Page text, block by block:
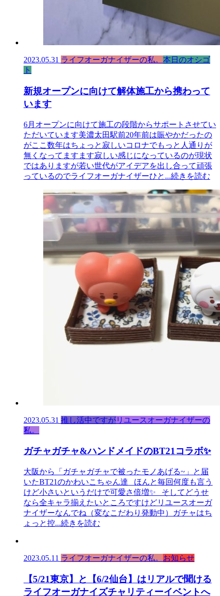
2023.05.31 ライフオーガナイザーの私。 本日のオシゴ
ト
新規オープンに向けて解体施工から携わって
います
6月オープンに向けて施工の段階からサポートさせてい
ただいています美濃太田駅前20年前は賑やかだったの
がここ数年はちょっと寂しいコロナでもっと人通りが
無くなってますます寂しい感じになっているのが現状
ではありますが若い世代がアイデアを出し合って頑張
っているのでライフオーガナイザーひと ...続きを読む
2023.05.31 推し活中ですがリユースオーガナイザーの
私。
ガチャガチャ&ハンドメイドのBT21コラボ✨
大阪から「ガチャガチャで被ったモノあげる~」と届
いたBT21のかわいこちゃん達 ほんと毎回何度も言う
けど小さいというだけで可愛さ倍増✨ そしてどうせ
なら全キャラ揃えたいところですけどリユースオーガ
ナイザーなんでね（変なこだわり発動中）ガチャはち
ょっと控...続きを読む
2023.05.11 ライフオーガナイザーの私。 お知らせ
【5/21東京】と【6/2仙台】はリアルで聞ける
ライフオーガナイズチャリティーイベントへ